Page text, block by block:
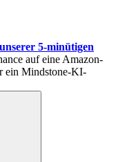
5-minütigen
auf eine Amazon-
ein Mindstone-KI-